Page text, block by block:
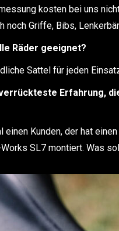
kosten bei uns
noch Griffe, Bibs,
Räder geeignet?
Sattel für jeden
Erfahrung,
einen Kunden, der hat
SL7 montiert. Was